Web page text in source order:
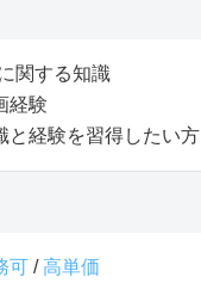
関する知識
経験
と経験を習得したい方
可 /高単価